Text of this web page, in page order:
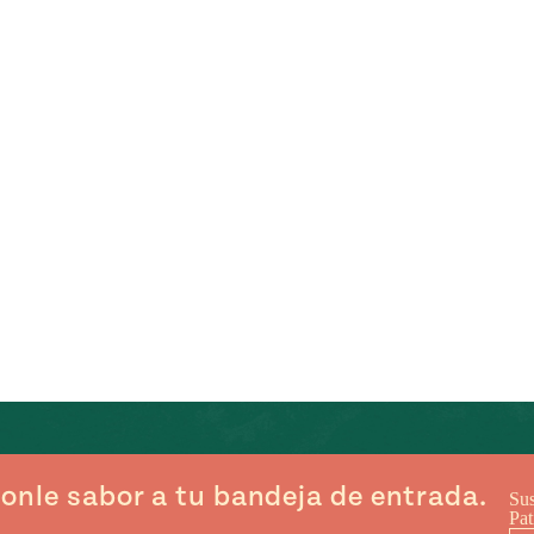
sabor a tu bandeja de entrada.